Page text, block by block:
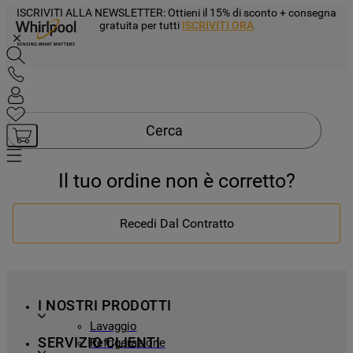
ISCRIVITI ALLA NEWSLETTER: Ottieni il 15% di sconto + consegna
gratuita per tutti ISCRIVITI ORA
Cerca
Il tuo ordine non è corretto?
Recedi Dal Contratto
I NOSTRI PRODOTTI
Lavaggio
Refrigerazione
SERVIZIO CLIENTI